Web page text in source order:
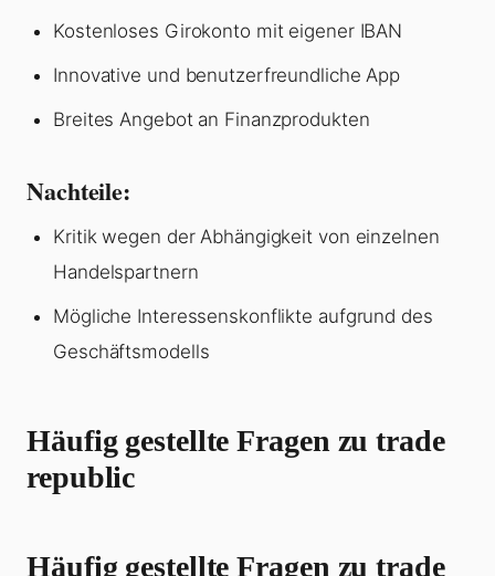
Kostenloses Girokonto mit eigener IBAN
Innovative und benutzerfreundliche App
Breites Angebot an Finanzprodukten
Nachteile:
Kritik wegen der Abhängigkeit von einzelnen
Handelspartnern
Mögliche Interessenskonflikte aufgrund des
Geschäftsmodells
Häufig gestellte Fragen zu trade
republic
Häufig gestellte Fragen zu trade